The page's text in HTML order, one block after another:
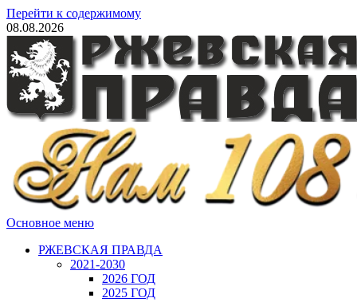
Перейти к содержимому
08.08.2026
Основное меню
РЖЕВСКАЯ ПРАВДА
2021-2030
2026 ГОД
2025 ГОД